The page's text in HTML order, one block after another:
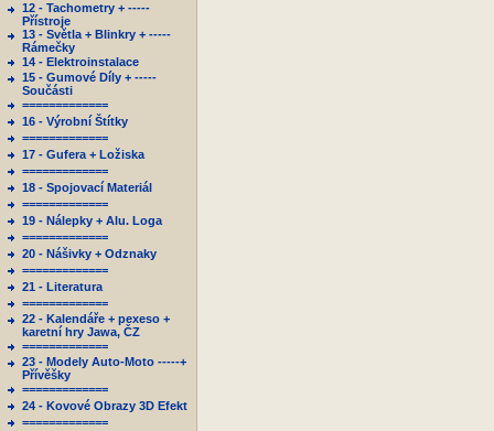
12 - Tachometry + -----
Přístroje
13 - Světla + Blinkry + -----
Rámečky
14 - Elektroinstalace
15 - Gumové Díly + -----
Součásti
=============
16 - Výrobní Štítky
=============
17 - Gufera + Ložiska
=============
18 - Spojovací Materiál
=============
19 - Nálepky + Alu. Loga
=============
20 - Nášivky + Odznaky
=============
21 - Literatura
=============
22 - Kalendáře + pexeso +
karetní hry Jawa, ČZ
=============
23 - Modely Auto-Moto -----+
Přívěšky
=============
24 - Kovové Obrazy 3D Efekt
=============